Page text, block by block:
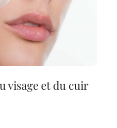
visage et du cuir